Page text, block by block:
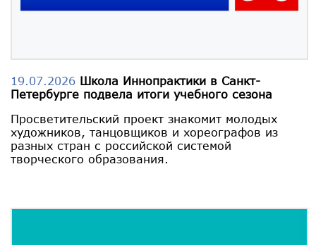
19.07.2026 Школа Иннопрактики в Санкт-
Петербурге подвела итоги учебного сезона
Просветительский проект знакомит молодых
художников, танцовщиков и хореографов из
разных стран с российской системой
творческого образования.